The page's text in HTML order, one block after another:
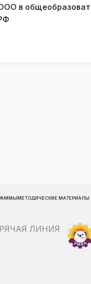
в
МЕТОДИЧЕСКИЕ МАТЕРИАЛЫ
ЛИНИЯ